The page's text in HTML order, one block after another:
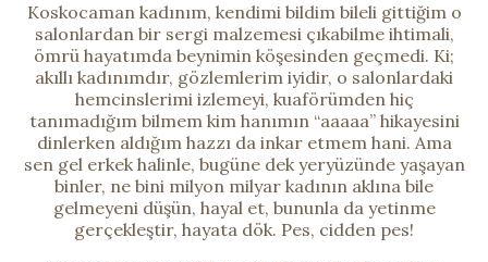
Koskocaman kadınım, kendimi bildim bileli gittiğim o
salonlardan bir sergi malzemesi çıkabilme ihtimali,
ömrü hayatımda beynimin köşesinden geçmedi. Ki;
akıllı kadınımdır, gözlemlerim iyidir, o salonlardaki
hemcinslerimi izlemeyi, kuaförümden hiç
tanımadığım bilmem kim hanımın “aaaaa” hikayesini
dinlerken aldığım hazzı da inkar etmem hani. Ama
sen gel erkek halinle, bugüne dek yeryüzünde yaşayan
binler, ne bini milyon milyar kadının aklına bile
gelmeyeni düşün, hayal et, bununla da yetinme
gerçekleştir, hayata dök. Pes, cidden pes!